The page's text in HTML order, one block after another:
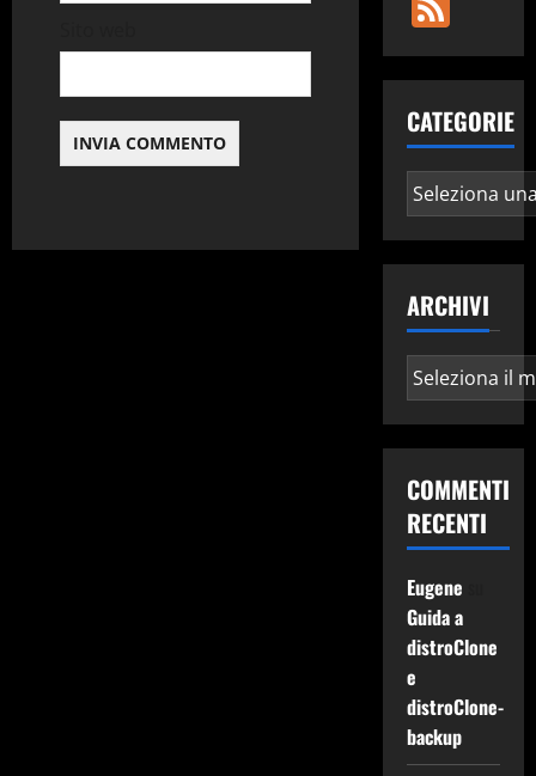
l
CATEGORIE
Categorie
ARCHIVI
Archivi
COMMENTI
RECENTI
Eugene
Guida a
distroClone
e
distroClone-
backup